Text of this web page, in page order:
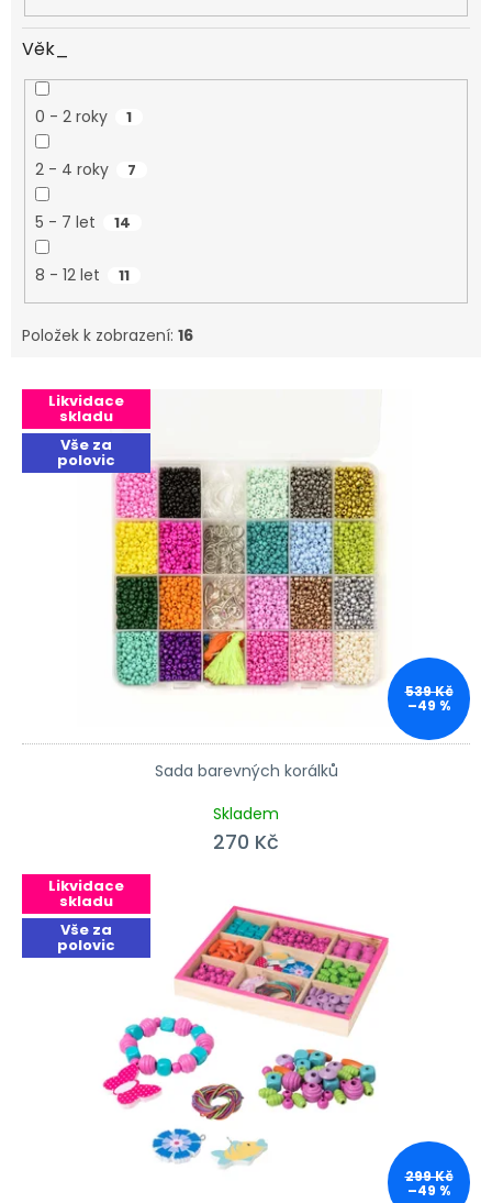
Věk_
0 - 2 roky 1
2 - 4 roky 7
5 - 7 let 14
8 - 12 let 11
Položek k zobrazení: 16
Výpis produktů
Likvidace
skladu
Vše za
polovic
539 Kč
–49 %
Sada barevných korálků
Skladem
270 Kč
Likvidace
skladu
Vše za
polovic
299 Kč
–49 %